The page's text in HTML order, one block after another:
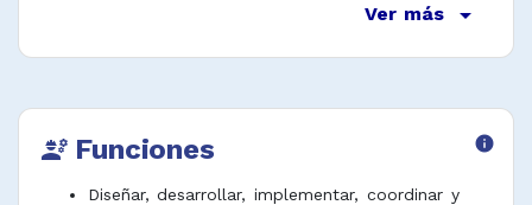
Ver más arrow_drop_down
engineering Funciones info
Diseñar, desarrollar, implementar, coordinar y